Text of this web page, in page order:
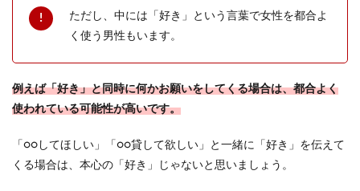
ただし、中には「好き」という言葉で女性を都合よ
く使う男性もいます。
例えば「好き」と同時に何かお願いをしてくる場合は、都合よく
使われている可能性が高いです。
「○○してほしい」「○○貸して欲しい」と一緒に「好き」を伝えて
くる場合は、本心の「好き」じゃないと思いましょう。